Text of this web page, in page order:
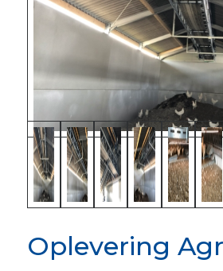
Oplevering